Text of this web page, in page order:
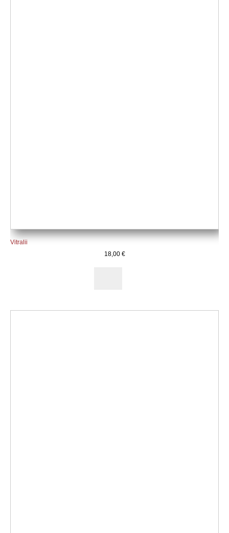
Vitralii
18,00 €